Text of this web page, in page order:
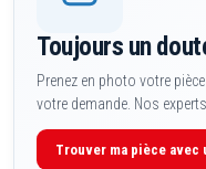
Toujours un
Prenez en photo votre
votre demande. Nos
Trouver ma pièce avec